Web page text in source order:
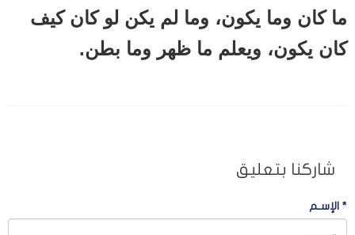
ما كان وما يكون، وما لم يكن لو كان كيف
كان يكون، ويعلم ما ظهر وما بطن.
شاركنا بتعليق
* الإسـم